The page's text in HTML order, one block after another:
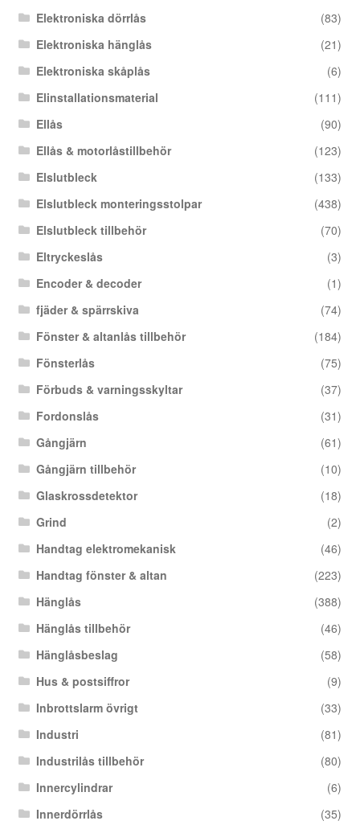
Elektroniska dörrlås
(83)
Elektroniska hänglås
(21)
Elektroniska skåplås
(6)
Elinstallationsmaterial
(111)
Ellås
(90)
Ellås & motorlåstillbehör
(123)
Elslutbleck
(133)
Elslutbleck monteringsstolpar
(438)
Elslutbleck tillbehör
(70)
Eltryckeslås
(3)
Encoder & decoder
(1)
fjäder & spärrskiva
(74)
Fönster & altanlås tillbehör
(184)
Fönsterlås
(75)
Förbuds & varningsskyltar
(37)
Fordonslås
(31)
Gångjärn
(61)
Gångjärn tillbehör
(10)
Glaskrossdetektor
(18)
Grind
(2)
Handtag elektromekanisk
(46)
Handtag fönster & altan
(223)
Hänglås
(388)
Hänglås tillbehör
(46)
Hänglåsbeslag
(58)
Hus & postsiffror
(9)
Inbrottslarm övrigt
(33)
Industri
(81)
Industrilås tillbehör
(80)
Innercylindrar
(6)
Innerdörrlås
(35)